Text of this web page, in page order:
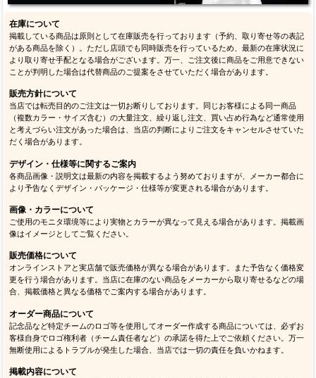
在庫について
掲載している商品は原則として在庫販売を行っております（予約、取り寄せ等の表記
がある商品を除く）。ただし店頭でも同時販売を行っているため、最新の在庫状況に
より取り寄せ手配となる場合がございます。万一、ご注文後に商品をご用意できない
ことが判明した場合は代替商品のご提案をさせていただく場合があります。
販売方針について
当店では転売目的のご注文は一切お断りしております。同じお客様による同一商品
（複数カラー・サイズ含む）の大量注文、繰り返し注文、買い占め行為など通常使用
と考えづらい注文があった場合は、当店の判断によりご注文をキャンセルさせていた
だく場合があります。
デザイン・仕様等に関するご案内
各商品画像・説明文は最新の内容を掲載するよう努めておりますが、メーカー都合に
より予告なくデザイン・パッケージ・仕様等が変更される場合があります。
画像・カラーについて
ご使用のモニタ環境等により実物とカラーが異なって見える場合があります。掲載画
像はイメージとしてご覧ください。
販売価格について
オンラインストアと実店舗で販売価格が異なる場合があります。また予告なく価格変
更を行う場合があります。当店に在庫のない商品をメーカーから取り寄せるなどの場
合、掲載価格と異なる価格でご案内する場合があります。
オーダー商品について
記念品など特定チームのロゴ等を使用してオーダー作成する商品については、必ずお
客様自身でロゴ権利者（チーム責任者など）の承諾を得た上でご依頼ください。万一
無断使用によるトラブルが発生した場合、当店では一切の責任を負いかねます。
掲載内容について